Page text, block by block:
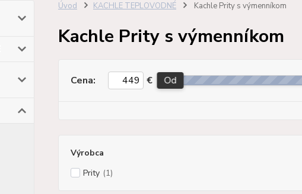
Úvod KACHLE TEPLOVODNÉ Kachle Prity s výmenníkom
Kachle Prity s výmenníkom
Cena: € Od
Výrobca
Prity (1)